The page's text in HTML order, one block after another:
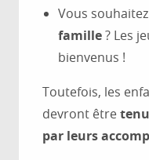
Vous
famille? Les
bienvenus !
Toutefois, les
devront être
par leurs